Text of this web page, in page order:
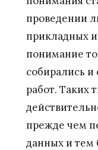
проведении
прикладных
понимание
собирались и
работ. Таких
прежде чем
данных и тем